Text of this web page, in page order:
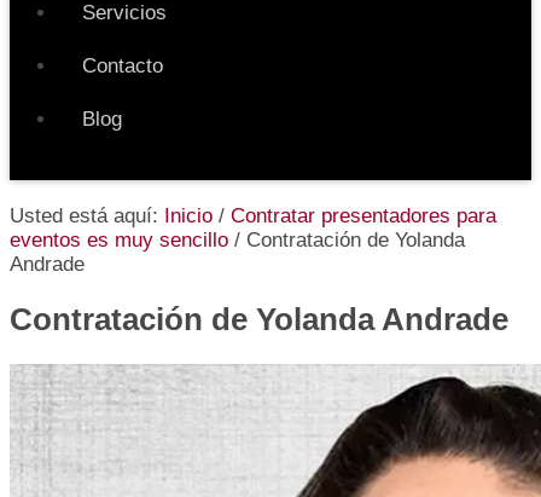
Servicios
Contacto
Blog
Usted está aquí: Inicio / Contratar presentadores para
eventos es muy sencillo / Contratación de Yolanda
Andrade
Contratación de Yolanda Andrade